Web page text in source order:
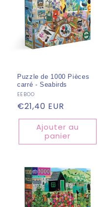
Puzzle de 1000 Pièces
carré - Seabirds
Fournisseur :
EEBOO
Prix
habituel
€21,40 EUR
Ajouter au
panier